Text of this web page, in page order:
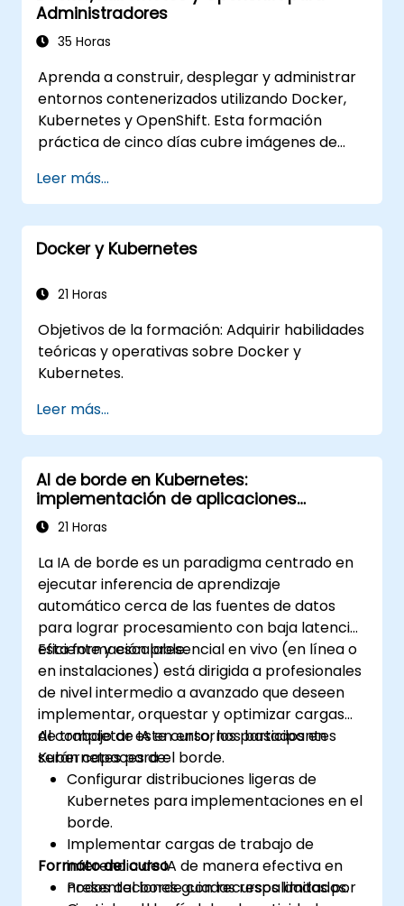
aplicaciones modernas en entornos de nube
e híbridos.
Administradores
35 Horas
Aprenda a construir, desplegar y administrar
entornos contenerizados utilizando Docker,
Kubernetes y OpenShift. Esta formación
práctica de cinco días cubre imágenes de
Kubernetes, red del clúster, almacenamiento,
seguridad, monitoreo y administración
práctica de OpenShift. Los participantes
adquieren las habilidades necesarias para
contenedores y diagnosticar aplicaciones en
Leer más...
Docker y Kubernetes
21 Horas
Objetivos de la formación: Adquirir habilidades
teóricas y operativas sobre Docker y
Kubernetes.
Leer más...
AI de borde en Kubernetes:
implementación de aplicaciones
inteligentes en el borde
21 Horas
La IA de borde es un paradigma centrado en
ejecutar inferencia de aprendizaje
automático cerca de las fuentes de datos
para lograr procesamiento con baja latencia,
eficiente y escalable.
Esta formación presencial en vivo (en línea o
en instalaciones) está dirigida a profesionales
de nivel intermedio a avanzado que deseen
implementar, orquestar y optimizar cargas
de trabajo de IA en entornos basados en
Kubernetes para el borde.
Al completar este curso, los participantes
serán capaces de:
Configurar distribuciones ligeras de
Kubernetes para implementaciones en el
borde.
Implementar cargas de trabajo de
inferencia de IA de manera efectiva en
nodos del borde con recursos limitados.
Formato del curso
Presentaciones guiadas respaldadas por